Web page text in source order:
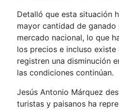
Detalló que esta situación
mayor cantidad de ganado
mercado nacional, lo que
los precios e incluso
registren una disminución
las condiciones continúan.
Jesús Antonio Márquez
turistas y paisanos ha